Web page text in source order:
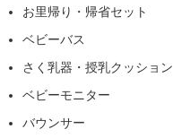
お里帰り・帰省セット
ベビーバス
さく乳器・授乳クッション
ベビーモニター
バウンサー